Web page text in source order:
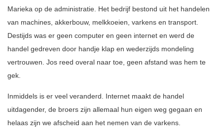
Marieka op de administratie. Het bedrijf bestond uit het handelen
van machines, akkerbouw, melkkoeien, varkens en transport.
Destijds was er geen computer en geen internet en werd de
handel gedreven door handje klap en wederzijds mondeling
vertrouwen. Jos reed overal naar toe, geen afstand was hem te
gek.
Inmiddels is er veel veranderd. Internet maakt de handel
uitdagender, de broers zijn allemaal hun eigen weg gegaan en
helaas zijn we afscheid aan het nemen van de varkens.